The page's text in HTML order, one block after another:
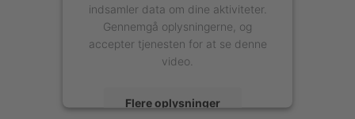
indsamler data om dine aktiviteter.
Gennemgå oplysningerne, og
accepter tjenesten for at se denne
video.
Flere oplysninger